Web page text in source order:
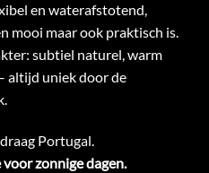
en waterafstotend,
mooi maar ook praktisch is.
subtiel naturel, warm
altijd uniek door de
Portugal.
zonnige dagen.